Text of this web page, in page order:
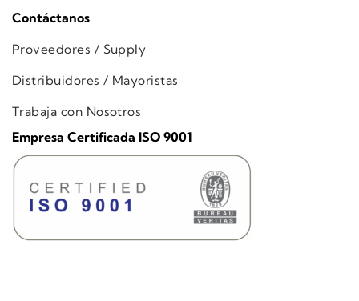
Contáctanos
Proveedores / Supply
Distribuidores / Mayoristas
Trabaja con Nosotros
Empresa Certificada ISO 9001